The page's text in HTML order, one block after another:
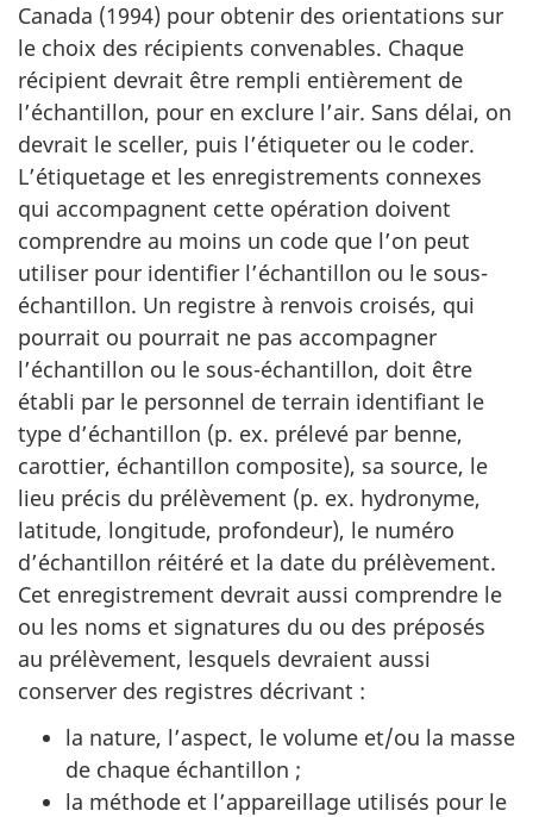
Canada (1994) pour obtenir des orientations sur
le choix des récipients convenables. Chaque
récipient devrait être rempli entièrement de
l’échantillon, pour en exclure l’air. Sans délai, on
devrait le sceller, puis l’étiqueter ou le coder.
L’étiquetage et les enregistrements connexes
qui accompagnent cette opération doivent
comprendre au moins un code que l’on peut
utiliser pour identifier l’échantillon ou le sous-
échantillon. Un registre à renvois croisés, qui
pourrait ou pourrait ne pas accompagner
l’échantillon ou le sous-échantillon, doit être
établi par le personnel de terrain identifiant le
type d’échantillon (p. ex. prélevé par benne,
carottier, échantillon composite), sa source, le
lieu précis du prélèvement (p. ex. hydronyme,
latitude, longitude, profondeur), le numéro
d’échantillon réitéré et la date du prélèvement.
Cet enregistrement devrait aussi comprendre le
ou les noms et signatures du ou des préposés
au prélèvement, lesquels devraient aussi
conserver des registres décrivant :
la nature, l’aspect, le volume et/ou la masse
de chaque échantillon ;
la méthode et l’appareillage utilisés pour le